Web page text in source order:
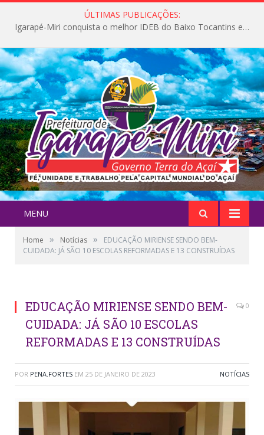
ÚLTIMAS PUBLICAÇÕES:
Igarapé-Miri conquista o melhor IDEB do Baixo Tocantins e avança na qualidade da educação pública
MENU
Home » Notícias »
EDUCAÇÃO MIRIENSE SENDO BEM-
CUIDADA: JÁ SÃO 10 ESCOLAS REFORMADAS E 13 CONSTRUÍDAS
EDUCAÇÃO MIRIENSE SENDO BEM-
CUIDADA: JÁ SÃO 10 ESCOLAS
REFORMADAS E 13 CONSTRUÍDAS
0
POR PENA.FORTES EM 25 DE JANEIRO DE 2023 NOTÍCIAS